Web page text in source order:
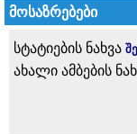
მოსაზრებები
სტატიების ნახვა
ახალი ამბების